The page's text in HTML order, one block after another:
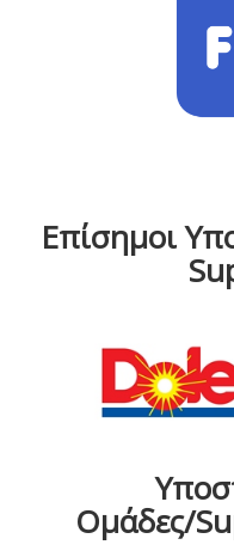
Επίσημοι
Ομάδες/